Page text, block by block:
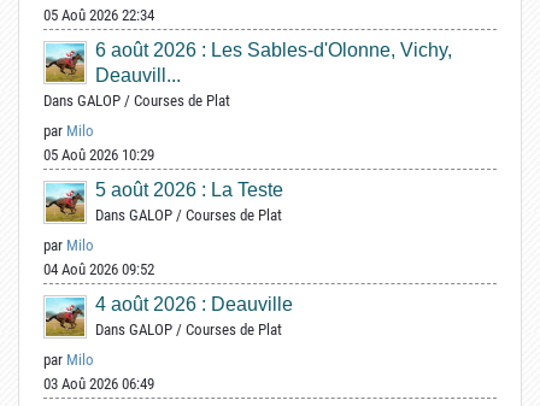
05 Aoû 2026 22:34
6 août 2026 : Les Sables-d'Olonne, Vichy,
Deauvill...
Dans GALOP / Courses de Plat
par Milo
05 Aoû 2026 10:29
5 août 2026 : La Teste
Dans GALOP / Courses de Plat
par Milo
04 Aoû 2026 09:52
4 août 2026 : Deauville
Dans GALOP / Courses de Plat
par Milo
03 Aoû 2026 06:49